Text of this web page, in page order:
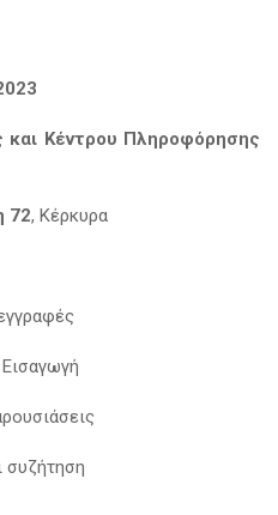
και Κέντρου Πληροφόρησης
72, Κέρκυρα
Εισαγωγή
συζήτηση